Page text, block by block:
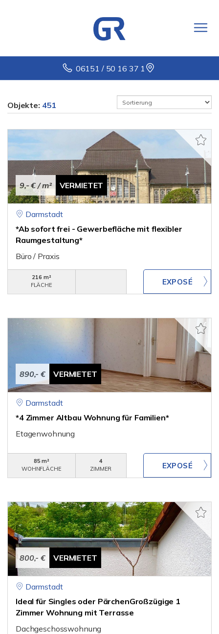
06151 / 50 16 37 1
Objekte: 451
9,- €/ m² VERMIETET
Darmstadt
*Ab sofort frei - Gewerbefläche mit flexibler
Raumgestaltung*
Büro / Praxis
216 m²
FLÄCHE
890,- € VERMIETET
Darmstadt
*4 Zimmer Altbau Wohnung für Familien*
Etagenwohnung
85 m²
WOHNFLÄCHE
4
ZIMMER
800,- € VERMIETET
Darmstadt
Ideal für Singles oder PärchenGroßzügige 1
Zimmer Wohnung mit Terrasse
Dachgeschosswohnung